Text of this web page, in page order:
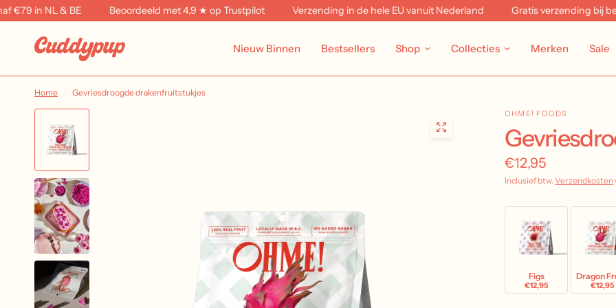
in NL & BE Beoordeeld met 4,9 ★ op Trustpilot Verzending in de hele EU vanuit Nederland Gratis verzending bij
Nieuw Binnen Bestsellers Shop Collecties Merken Sale
Home / Gevriesdroogde drakenfruitstukjes
OHME! FOODS
€12,95
Inclusief btw.Verzendkosten
Figs
€12,95
Dragon
€12,95